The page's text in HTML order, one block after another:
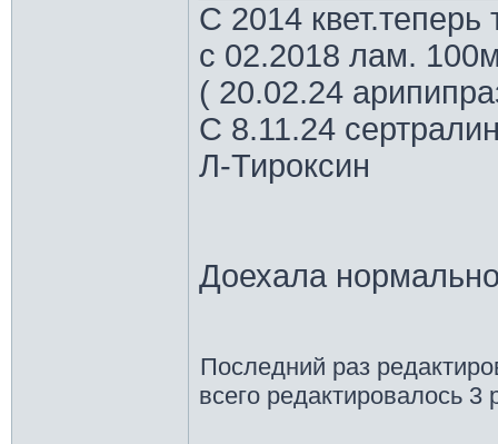
С 2014 квет.теперь
с 02.2018 лам.
( 20.02.24
С 8.11.24
Л-Тироксин
Доехала
Последний раз
всего редактировалось 3